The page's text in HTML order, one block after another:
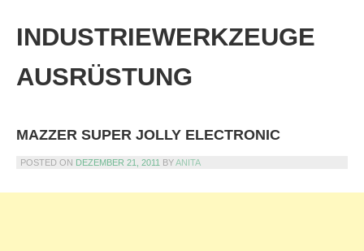
content
INDUSTRIEWERKZEUGE
AUSRÜSTUNG
MAZZER SUPER JOLLY ELECTRONIC
POSTED ON DEZEMBER 21, 2011 BYANITA